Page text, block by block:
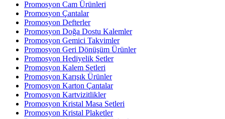
Promosyon Cam Ürünleri
Promosyon Çantalar
Promosyon Defterler
Promosyon Doğa Dostu Kalemler
Promosyon Gemici Takvimler
Promosyon Geri Dönüşüm Ürünler
Promosyon Hediyelik Setler
Promosyon Kalem Setleri
Promosyon Karışık Ürünler
Promosyon Karton Çantalar
Promosyon Kartvizitlikler
Promosyon Kristal Masa Setleri
Promosyon Kristal Plaketler